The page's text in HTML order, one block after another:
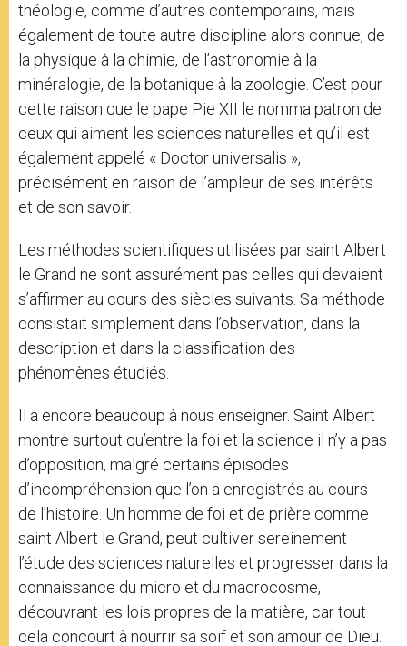
théologie, comme d’autres contemporains, mais
également de toute autre discipline alors connue, de
la physique à la chimie, de l’astronomie à la
minéralogie, de la botanique à la zoologie. C’est pour
cette raison que le pape Pie XII le nomma patron de
ceux qui aiment les sciences naturelles et qu’il est
également appelé « Doctor universalis »,
précisément en raison de l’ampleur de ses intérêts
et de son savoir.
Les méthodes scientifiques utilisées par saint Albert
le Grand ne sont assurément pas celles qui devaient
s’affirmer au cours des siècles suivants. Sa méthode
consistait simplement dans l’observation, dans la
description et dans la classification des
phénomènes étudiés.
Il a encore beaucoup à nous enseigner. Saint Albert
montre surtout qu’entre la foi et la science il n’y a pas
d’opposition, malgré certains épisodes
d’incompréhension que l’on a enregistrés au cours
de l’histoire. Un homme de foi et de prière comme
saint Albert le Grand, peut cultiver sereinement
l’étude des sciences naturelles et progresser dans la
connaissance du micro et du macrocosme,
découvrant les lois propres de la matière, car tout
cela concourt à nourrir sa soif et son amour de Dieu.